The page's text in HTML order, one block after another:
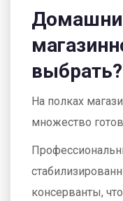
выбрать?
На полках
множество
консерванты,